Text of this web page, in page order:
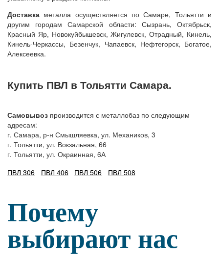
Доставка металла осуществляется по Самаре, Тольятти и
другим городам Самарской области: Сызрань, Октябрьск,
Красный Яр, Новокуйбышевск, Жигулевск, Отрадный, Кинель,
Кинель-Черкассы, Безенчук, Чапаевск, Нефтегорск, Богатое,
Алексеевка.
Купить ПВЛ в Тольятти Самара.
Самовывоз производится с металлобаз по следующим
адресам:
г. Самара, р-н Смышляевка, ул. Механиков, 3
г. Тольятти, ул. Вокзальная, 66
г. Тольятти, ул. Окраинная, 6А
ПВЛ 306
ПВЛ 406 ПВЛ 506 ПВЛ 508
Почему
выбирают нас